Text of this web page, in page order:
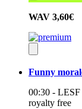
WAV 3,60€
Funny
00:30 - LESF
royalty free